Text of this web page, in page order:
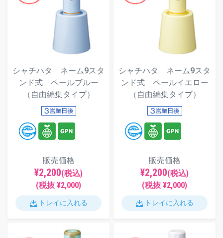
シャチハタ ネーム9スタ
ンド式 ペールブルー
（自由編集タイプ）
販売価格
¥2,200(税込)
(税抜 ¥2,000)
トレイに入れる
シャチハタ ネーム9スタ
ンド式 ペールイエロー
（自由編集タイプ）
販売価格
¥2,200(税込)
(税抜 ¥2,000)
トレイに入れる